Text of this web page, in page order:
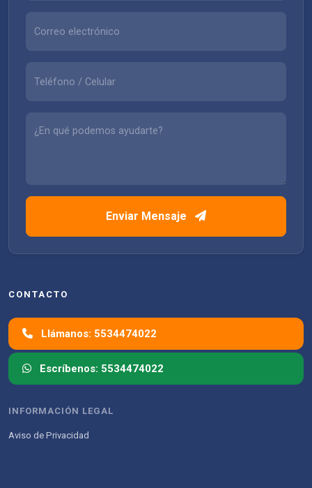
Enviar Mensaje
CONTACTO
Llámanos: 5534474022
Escríbenos: 5534474022
INFORMACIÓN LEGAL
Aviso de Privacidad